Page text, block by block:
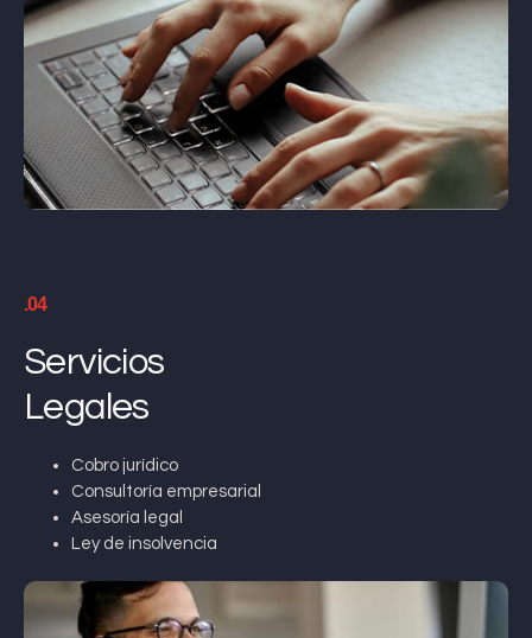
.04
Servicios
Legales
Cobro jurídico
Consultoría empresarial
Asesoría legal
Ley de insolvencia